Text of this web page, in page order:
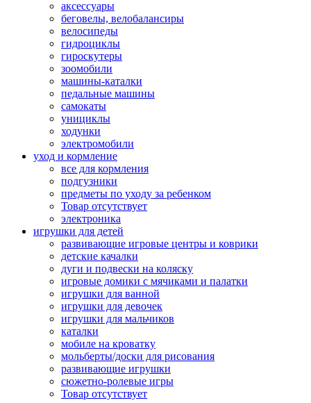
аксессуары
беговелы, велобалансиры
велосипеды
гидроциклы
гироскутеры
зоомобили
машины-каталки
педальные машины
самокаты
унициклы
ходунки
электромобили
уход и кормление
все для кормления
подгузники
предметы по уходу за ребенком
Товар отсутствует
электроника
игрушки для детей
развивающие игровые центры и коврики
детские качалки
дуги и подвески на коляску
игровые домики с мячиками и палатки
игрушки для ванной
игрушки для девочек
игрушки для мальчиков
каталки
мобиле на кроватку
мольберты/доски для рисования
развивающие игрушки
сюжетно-ролевые игры
Товар отсутствует